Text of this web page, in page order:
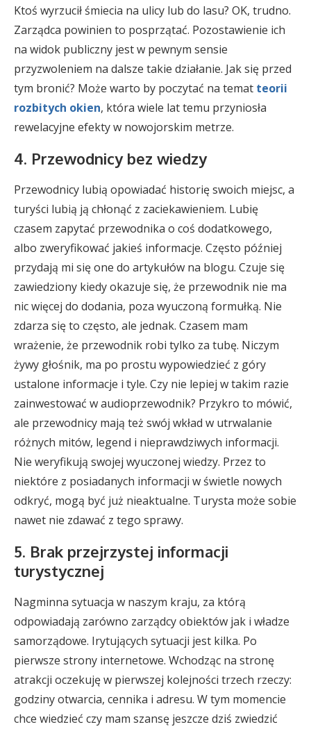
Ktoś wyrzucił śmiecia na ulicy lub do lasu? OK, trudno.
Zarządca powinien to posprzątać. Pozostawienie ich
na widok publiczny jest w pewnym sensie
przyzwoleniem na dalsze takie działanie. Jak się przed
tym bronić? Może warto by poczytać na temat teorii
rozbitych okien, która wiele lat temu przyniosła
rewelacyjne efekty w nowojorskim metrze.
4. Przewodnicy bez wiedzy
Przewodnicy lubią opowiadać historię swoich miejsc, a
turyści lubią ją chłonąć z zaciekawieniem. Lubię
czasem zapytać przewodnika o coś dodatkowego,
albo zweryfikować jakieś informacje. Często później
przydają mi się one do artykułów na blogu. Czuje się
zawiedziony kiedy okazuje się, że przewodnik nie ma
nic więcej do dodania, poza wyuczoną formułką. Nie
zdarza się to często, ale jednak. Czasem mam
wrażenie, że przewodnik robi tylko za tubę. Niczym
żywy głośnik, ma po prostu wypowiedzieć z góry
ustalone informacje i tyle. Czy nie lepiej w takim razie
zainwestować w audioprzewodnik? Przykro to mówić,
ale przewodnicy mają też swój wkład w utrwalanie
różnych mitów, legend i nieprawdziwych informacji.
Nie weryfikują swojej wyuczonej wiedzy. Przez to
niektóre z posiadanych informacji w świetle nowych
odkryć, mogą być już nieaktualne. Turysta może sobie
nawet nie zdawać z tego sprawy.
5. Brak przejrzystej informacji
turystycznej
Nagminna sytuacja w naszym kraju, za którą
odpowiadają zarówno zarządcy obiektów jak i władze
samorządowe. Irytujących sytuacji jest kilka. Po
pierwsze strony internetowe. Wchodząc na stronę
atrakcji oczekuję w pierwszej kolejności trzech rzeczy:
godziny otwarcia, cennika i adresu. W tym momencie
chce wiedzieć czy mam szansę jeszcze dziś zwiedzić